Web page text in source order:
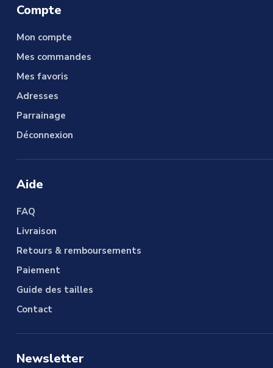
Compte
Mon compte
Mes commandes
Mes favoris
Adresses
Parrainage
Déconnexion
Aide
FAQ
Livraison
Retours & remboursements
Paiement
Guide des tailles
Contact
Newsletter